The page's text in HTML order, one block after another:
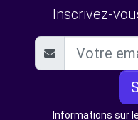
Inscrivez-
Informations sur